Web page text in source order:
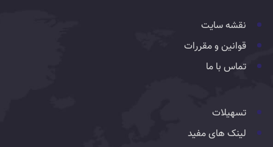
نقشه سایت
قوانین و مقررات
تماس با ما
تسهیلات
لینک های مفید